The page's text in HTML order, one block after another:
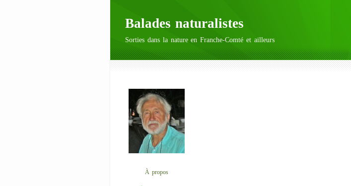
Balades naturalistes
Sorties dans la nature en Franche-Comté et ailleurs
À propos